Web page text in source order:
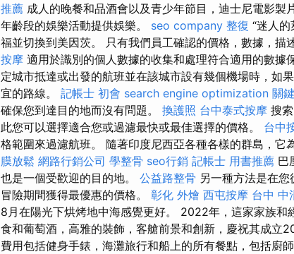
推薦 成人的晚餐和品酒會以及青少年節目，迪士尼電影
年齡段的娛樂活動提供娛樂。 seo company 整復 “迷人
福並切換到美因茨。 只有我們員工確認的價格，數據，描
按摩 適用於識別的個人數據的收集和處理符合適用的數據
定城市抵達或出發的航班並在該城市設有幾個機場時，如
宜的路線。 記帳士 初會 search engine optimization 關
確保您到達目的地而沒有問題。 換護照 台中泰式按摩 搜
此您可以選擇適合您或過濾最快或最佳選擇的價格。 台中
格範圍來過濾航班。 隨著印度尼西亞各種各樣的群島，它
膜放鬆 網路行銷公司 學整骨 seo行銷 記帳士 用書推薦 巴
也是一個受歡迎的目的地。 公益路整骨 另一種方法是在
冒險期間獲得最優惠的價格。 彰化 外燴 西屯按摩 台中 中
8月在陽光下烘烤地中海感覺更好。 2022年，這家家族和
食和葡萄酒，高雅的裝飾，客艙前景和創新，慶祝其成立
費用包括健身手錶，海灘旅行和船上的所有餐點，包括廚